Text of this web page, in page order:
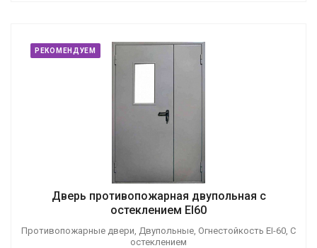
РЕКОМЕНДУЕМ
Дверь противопожарная двупольная с
остеклением EI60
Противопожарные двери, Двупольные, Огнестойкость EI-60, С
остеклением